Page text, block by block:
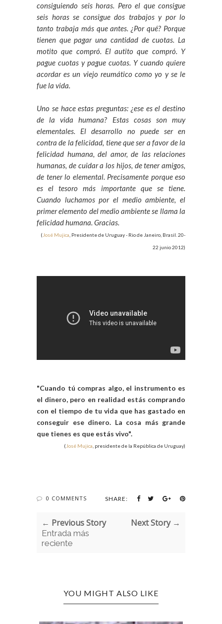
consiguiendo seis horas. Pero el que consigue
seis horas se consigue dos trabajos y por lo
tanto trabaja más que antes. ¿Por qué? Porque
tienen que pagar una cantidad de cuotas. La
motito que compró. El autito que compró. Y
pague cuotas y pague cuotas. Y cuando quiere
acordar es un viejo reumático como yo y se le
fue la vida.
Uno se hace estas preguntas: ¿ese es el destino
de la vida humana? Estas cosas son muy
elementales. El desarrollo no puede ser en
contra de la felicidad, tiene que ser a favor de la
felicidad humana, del amor, de las relaciones
humanas, de cuidar a los hijos, de tener amigos,
de tener lo elemental. Precisamente porque eso
es el tesoro más importante que se tiene.
Cuando luchamos por el medio ambiente, el
primer elemento del medio ambiente se llama la
felicidad humana. Gracias.
( José Mujica , Presidente de Uruguay - Rio de Janeiro, Brasil. 20-
22 junio 2012)
"Cuando tú compras algo, el instrumento es
el dinero, pero en realidad estás comprando
con el tiempo de tu vida que has gastado en
conseguir ese dinero. La cosa más grande
que tienes es que estás vivo".
(José Mujica, presidente de la República de Uruguay)
0 COMMENTS SHARE:
← Previous Story
Entrada más
reciente
Next Story →
YOU MIGHT ALSO LIKE